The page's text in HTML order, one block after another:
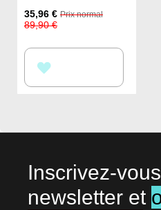
Prix
Spécial
35,96 € Prix normal
89,90 €
À
D’ENVIE
Inscrivez-
newsletter et